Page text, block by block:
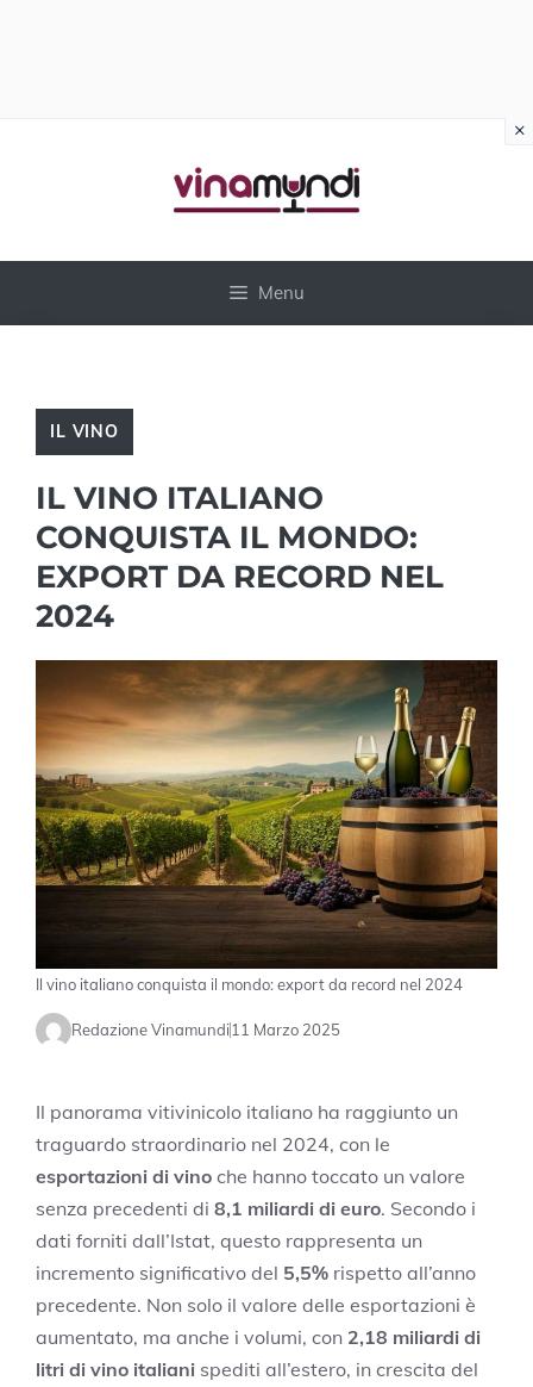
Menu
IL VINO
IL VINO ITALIANO
CONQUISTA IL MONDO:
EXPORT DA RECORD NEL
2024
Il vino italiano conquista il mondo: export da record nel 2024
Redazione Vinamundi11 Marzo 2025
Il panorama vitivinicolo italiano ha raggiunto un
traguardo straordinario nel 2024, con le
esportazioni di vino che hanno toccato un valore
senza precedenti di 8,1 miliardi di euro. Secondo i
dati forniti dall’Istat, questo rappresenta un
incremento significativo del 5,5% rispetto all’anno
precedente. Non solo il valore delle esportazioni è
aumentato, ma anche i volumi, con 2,18 miliardi di
litri di vino italiani spediti all’estero, in crescita del
×